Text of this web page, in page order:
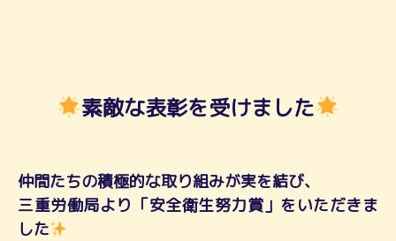
素敵な表彰を受けました
仲間たちの積極的な取り組みが実を結び、
三重労働局より「安全衛生努力賞」をいただきま
した